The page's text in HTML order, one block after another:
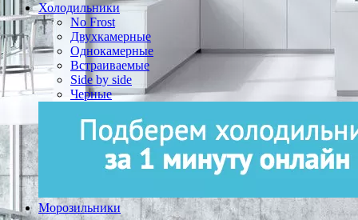
Холодильники
No Frost
Двухкамерные
Однокамерные
Встраиваемые
Side by side
Черные
Морозильники